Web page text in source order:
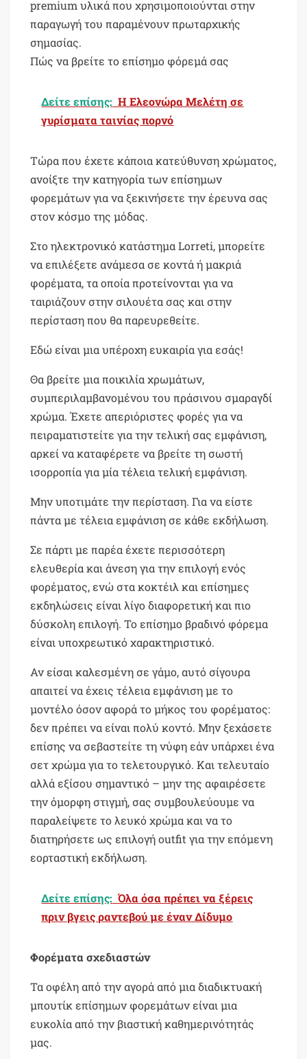
premium υλικά που χρησιμοποιούνται στην
παραγωγή του παραμένουν πρωταρχικής
σημασίας.
Πώς να βρείτε το επίσημο φόρεμά σας
Δείτε επίσης: Η Ελεονώρα Μελέτη σε
γυρίσματα ταινίας πορνό
Τώρα που έχετε κάποια κατεύθυνση χρώματος,
ανοίξτε την κατηγορία των επίσημων
φορεμάτων για να ξεκινήσετε την έρευνα σας
στον κόσμο της μόδας.
Στο ηλεκτρονικό κατάστημα Lorreti, μπορείτε
να επιλέξετε ανάμεσα σε κοντά ή μακριά
φορέματα, τα οποία προτείνονται για να
ταιριάζουν στην σιλουέτα σας και στην
περίσταση που θα παρευρεθείτε.
Εδώ είναι μια υπέροχη ευκαιρία για εσάς!
Θα βρείτε μια ποικιλία χρωμάτων,
συμπεριλαμβανομένου του πράσινου σμαραγδί
χρώμα. Έχετε απεριόριστες φορές για να
πειραματιστείτε για την τελική σας εμφάνιση,
αρκεί να καταφέρετε να βρείτε τη σωστή
ισορροπία για μία τέλεια τελική εμφάνιση.
Μην υποτιμάτε την περίσταση. Για να είστε
πάντα με τέλεια εμφάνιση σε κάθε εκδήλωση.
Σε πάρτι με παρέα έχετε περισσότερη
ελευθερία και άνεση για την επιλογή ενός
φορέματος, ενώ στα κοκτέιλ και επίσημες
εκδηλώσεις είναι λίγο διαφορετική και πιο
δύσκολη επιλογή. Το επίσημο βραδινό φόρεμα
είναι υποχρεωτικό χαρακτηριστικό.
Αν είσαι καλεσμένη σε γάμο, αυτό σίγουρα
απαιτεί να έχεις τέλεια εμφάνιση με το
μοντέλο όσον αφορά το μήκος του φορέματος:
δεν πρέπει να είναι πολύ κοντό. Μην ξεχάσετε
επίσης να σεβαστείτε τη νύφη εάν υπάρχει ένα
σετ χρώμα για το τελετουργικό. Και τελευταίο
αλλά εξίσου σημαντικό – μην της αφαιρέσετε
την όμορφη στιγμή, σας συμβουλεύουμε να
παραλείψετε το λευκό χρώμα και να το
διατηρήσετε ως επιλογή outfit για την επόμενη
εορταστική εκδήλωση.
Δείτε επίσης: Όλα όσα πρέπει να ξέρεις
πριν βγεις ραντεβού με έναν Δίδυμο
Φορέματα σχεδιαστών
Τα οφέλη από την αγορά από μια διαδικτυακή
μπουτίκ επίσημων φορεμάτων είναι μια
ευκολία από την βιαστική καθημερινότητάς
μας.